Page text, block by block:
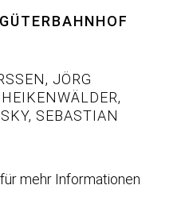
, JÖRG
,
, SEBASTIAN
mehr Informationen